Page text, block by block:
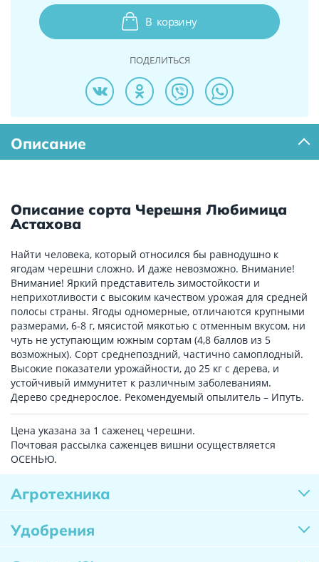
В корзину
ПОДЕЛИТЬСЯ
Описание
Описание сорта Черешня Любимица
Астахова
Найти человека, который относился бы равнодушно к
ягодам черешни сложно. И даже невозможно. Внимание!
Внимание! Яркий представитель зимостойкости и
неприхотливости с высоким качеством урожая для средней
полосы страны. Ягоды одномерные, отличаются крупными
размерами, 6-8 г, мясистой мякотью с отменным вкусом, ни
чуть не уступающим южным сортам (4,8 баллов из 5
возможных). Сорт среднепоздний, частично самоплодный.
Высокие показатели урожайности, до 25 кг с дерева, и
устойчивый иммунитет к различным заболеваниям.
Дерево среднерослое. Рекомендуемый опылитель – Ипуть.
Цена указана за 1 саженец черешни.
Почтовая рассылка саженцев вишни осуществляется
ОСЕНЬЮ.
Агротехника
Удобрения